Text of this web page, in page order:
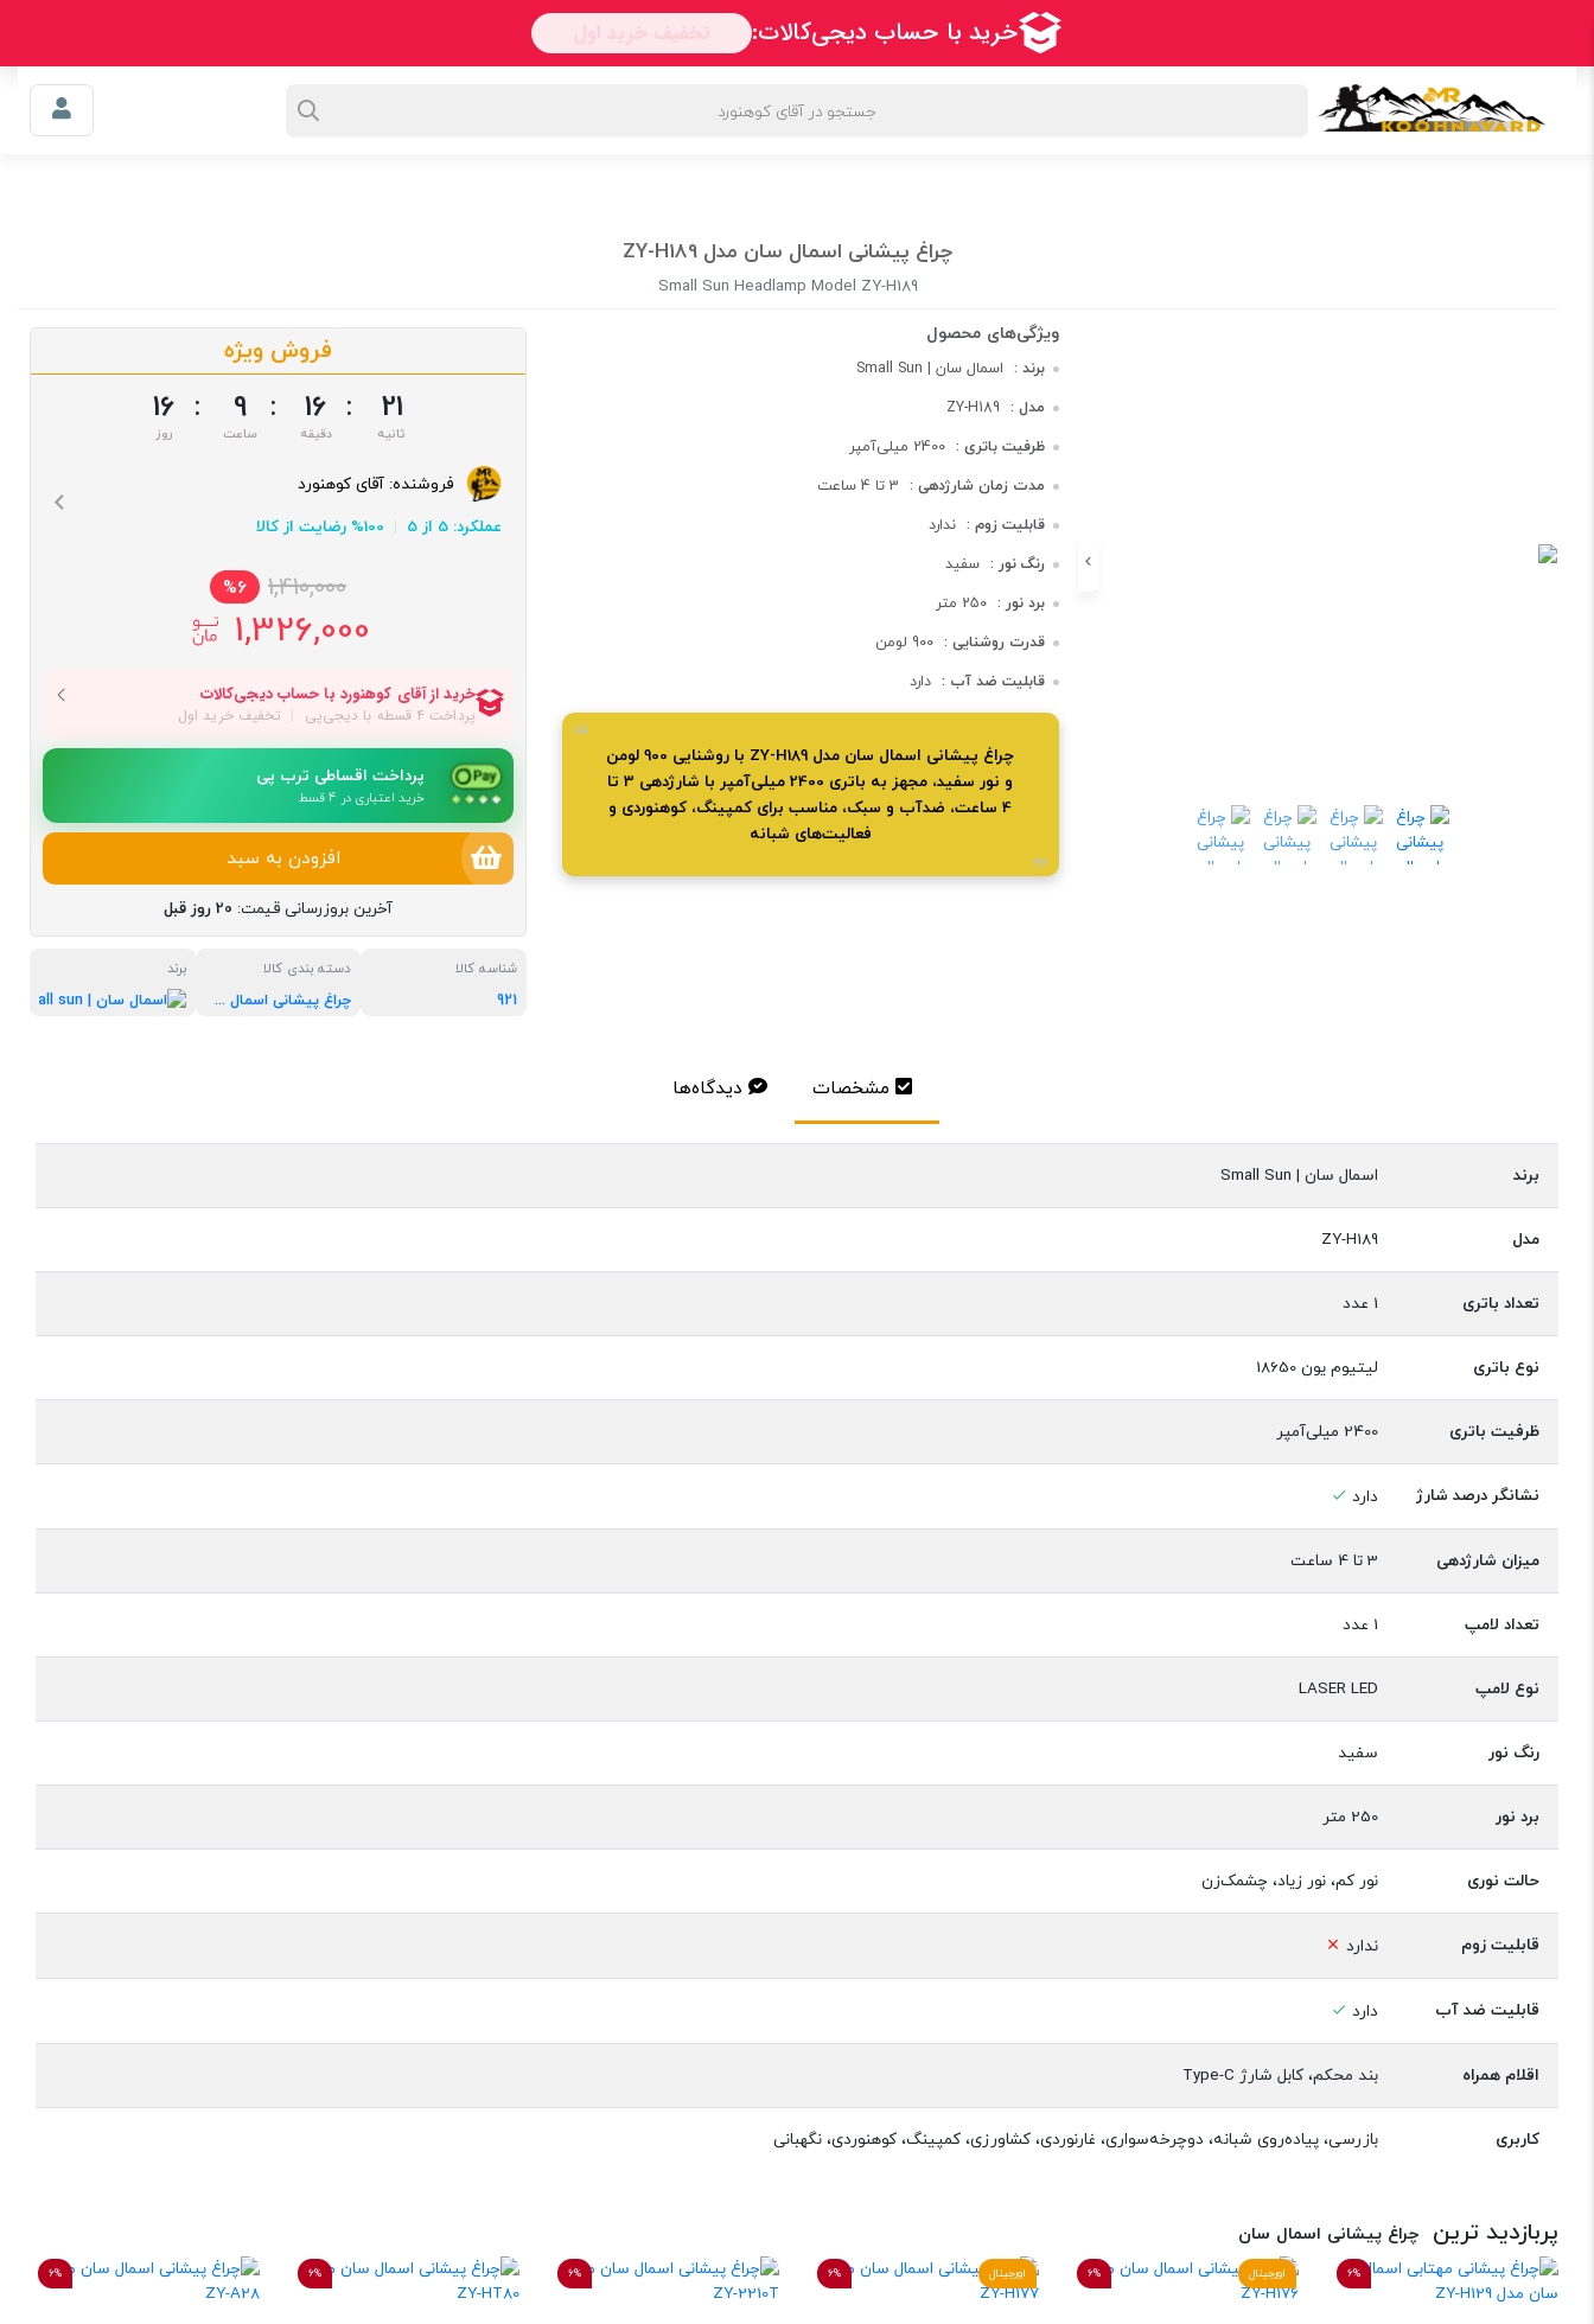
دسته بندی کالاها اکسپلور محبوب ترین برندها سبد خرید
چراغ پیشانی اسمال سان مدل ZY-H189
Small Sun Headlamp Model ZY-H189
برند : اسمال سان | Small Sun
مدل : ZY-H189
ظرفیت باتری : 2400 میلی‌آمپر
مدت زمان شارژدهی : 3 تا 4 ساعت
قابلیت زوم : ندارد
رنگ نور : سفید
برد نور : 250 متر
قدرت روشنایی : 900 لومن
قابلیت ضد آب : دارد
چراغ پیشانی اسمال سان مدل ZY-H189 با روشنایی 900 لومن
و نور سفید، مجهز به باتری 2400 میلی‌آمپر با شارژدهی 3 تا
4 ساعت، ضدآب و سبک، مناسب برای کمپینگ، کوهنوردی و
فعالیت‌های شبانه
فروش ویژه
16 : 9 : 16 : 20
فروشنده: آقای کوهنورد
عملکرد: 5 از 5
100% رضایت از کالا
1,410,000
%6
1,326,000
پرداخت اقساطی ترب پی
خرید اعتباری در 4 قسط
افزودن به سبد
آخرین بروزرسانی قیمت: 20 روز قبل
شناسه کالا
921
دسته بندی کالا
چراغ پیشانی اسمال سان
برند
مشخصات دیدگاه‌ها
برند اسمال سان | Small Sun
مدل ZY-H189
تعداد باتری 1 عدد
نوع باتری لیتیوم یون 18650
ظرفیت باتری 2400 میلی‌آمپر
نشانگر درصد شارژ دارد
میزان شارژدهی 3 تا 4 ساعت
تعداد لامپ 1 عدد
نوع لامپ LASER LED
رنگ نور سفید
برد نور 250 متر
حالت نوری نور کم، نور زیاد، چشمک‌زن
قابلیت زوم ندارد
قابلیت ضد آب دارد
اقلام همراه بند محکم، کابل شارژ Type-C
کاربری بازرسی، پیاده‌روی شبانه، دوچرخه‌سواری، غارنوردی، کشاورزی، کمپینگ، کوهنوردی، نگهبانی
پربازدید ترین چراغ پیشانی اسمال سان
6%
6% اورجینال 6% اورجینال 6%
6%
6%